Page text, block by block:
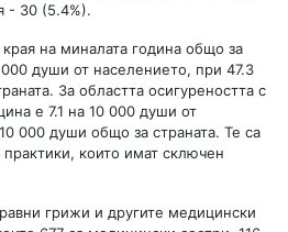
- 30 (5.4%).
на миналата година общо за
души от населението, при 47.3
За областта осигуреността с
е 7.1 на 10 000 души от
000 души общо за страната. Те са
практики, които имат сключен
грижи и другите медицински